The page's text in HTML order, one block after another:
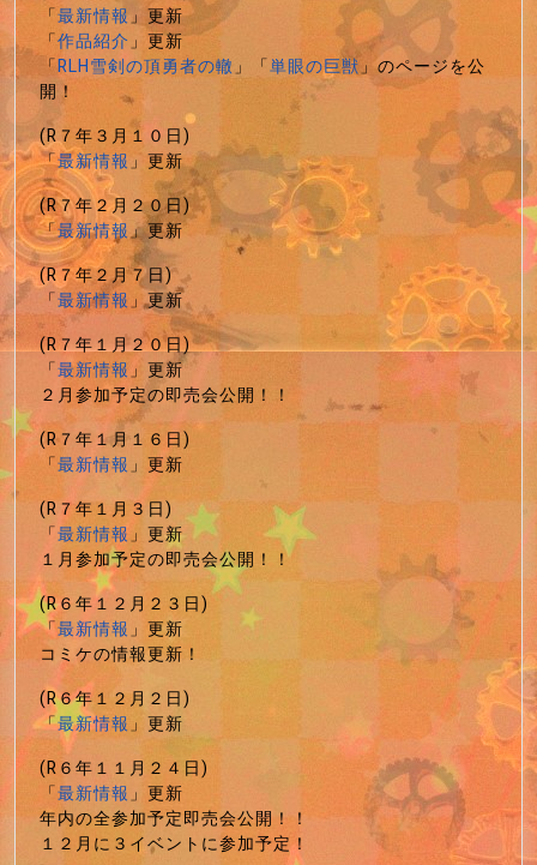
「最新情報」更新
「作品紹介」更新
「RLH雪剣の頂勇者の轍」「単眼の巨獣」のページを公
開！
(R７年３月１０日)
「最新情報」更新
(R７年２月２０日)
「最新情報」更新
(R７年２月７日)
「最新情報」更新
(R７年１月２０日)
「最新情報」更新
２月参加予定の即売会公開！！
(R７年１月１６日)
「最新情報」更新
(R７年１月３日)
「最新情報」更新
１月参加予定の即売会公開！！
(R６年１２月２３日)
「最新情報」更新
コミケの情報更新！
(R６年１２月２日)
「最新情報」更新
(R６年１１月２４日)
「最新情報」更新
年内の全参加予定即売会公開！！
１２月に３イベントに参加予定！